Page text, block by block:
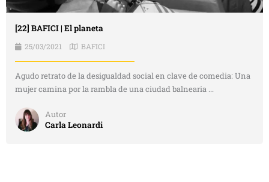
[22] BAFICI | El planeta
25/03/2021 BAFICI
Agudo retrato de la desigualdad social en clave de comedia: Una
mujer camina por la rambla de una ciudad balnearia ...
Autor
Carla Leonardi